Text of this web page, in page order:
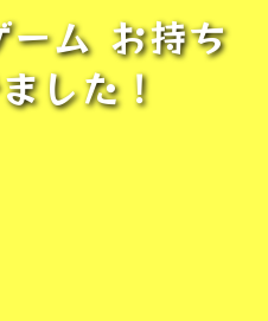
ーム お持ち
した！